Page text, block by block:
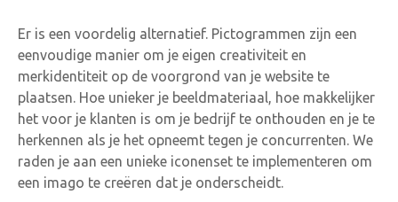
Er is een voordelig alternatief. Pictogrammen zijn een
eenvoudige manier om je eigen creativiteit en
merkidentiteit op de voorgrond van je website te
plaatsen. Hoe unieker je beeldmateriaal, hoe makkelijker
het voor je klanten is om je bedrijf te onthouden en je te
herkennen als je het opneemt tegen je concurrenten. We
raden je aan een unieke iconenset te implementeren om
een imago te creëren dat je onderscheidt.